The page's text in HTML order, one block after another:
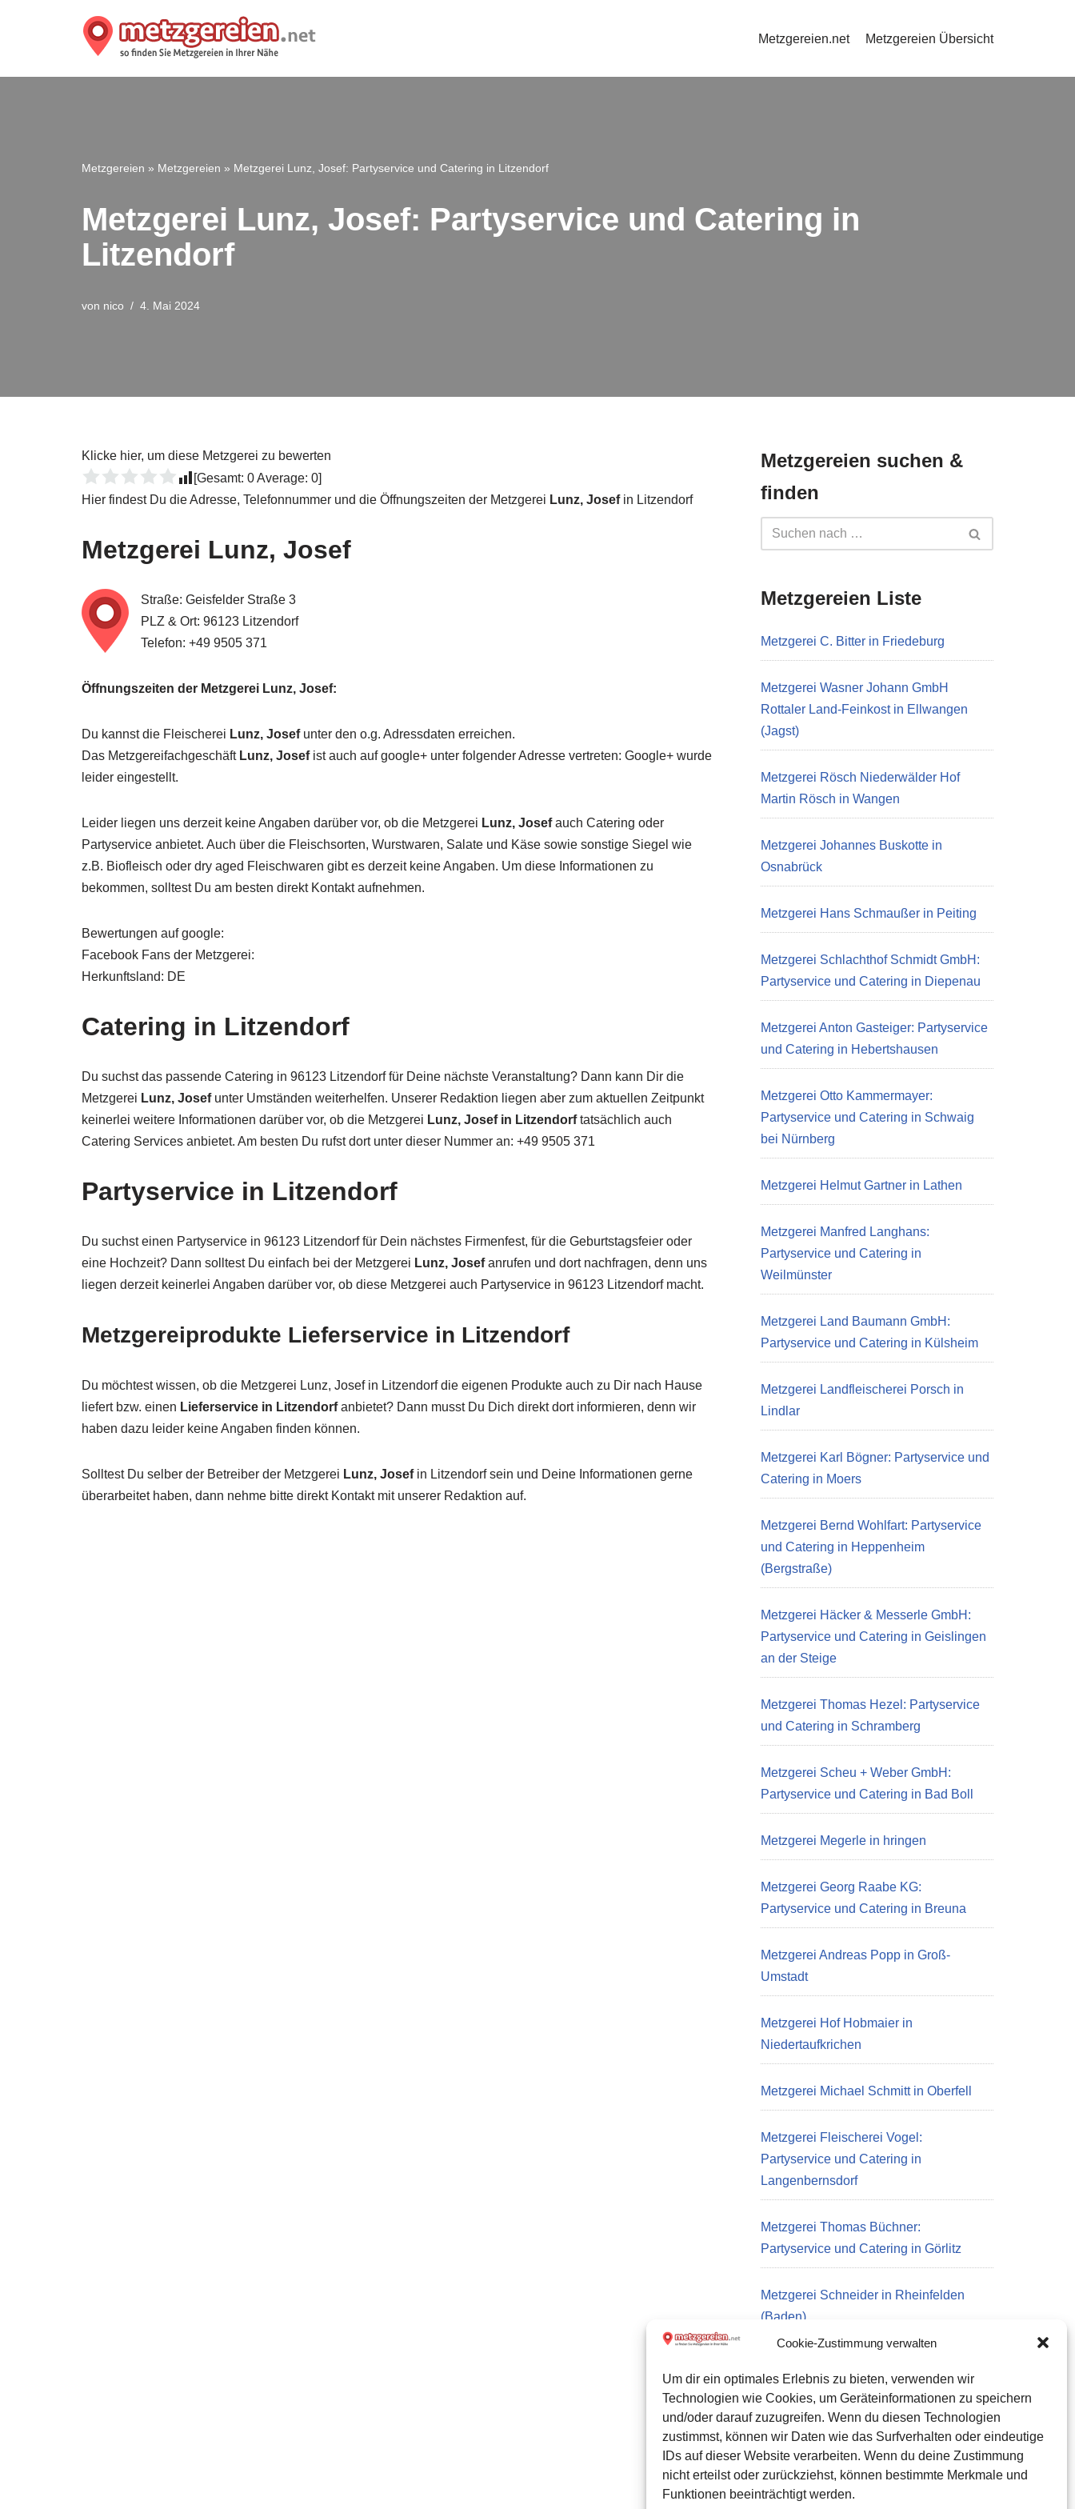
Cookie-Zustimmung verwalten
Um dir ein optimales Erlebnis zu bieten, verwenden wir
Technologien wie Cookies, um Geräteinformationen zu speichern
und/oder darauf zuzugreifen. Wenn du diesen Technologien
zustimmst, können wir Daten wie das Surfverhalten oder eindeutige
IDs auf dieser Website verarbeiten. Wenn du deine Zustimmung
nicht erteilst oder zurückziehst, können bestimmte Merkmale und
Funktionen beeinträchtigt werden.
Metzgereien.net Metzgereien Übersicht
Metzgereien » Metzgereien » Metzgerei Lunz, Josef: Partyservice und Catering in Litzendorf
Metzgerei Lunz, Josef: Partyservice und Catering in
Litzendorf
von nico 4. Mai 2024
Klicke hier, um diese Metzgerei zu bewerten
[Gesamt: 0Average: 0]
Hier findest Du die Adresse, Telefonnummer und die Öffnungszeiten der Metzgerei Lunz, Josefin Litzendorf
Metzgerei Lunz, Josef
Straße: Geisfelder Straße 3
PLZ & Ort: 96123 Litzendorf
Telefon: +49 9505 371
Öffnungszeiten der Metzgerei Lunz, Josef:
Du kannst die Fleischerei Lunz, Josefunter den o.g. Adressdaten erreichen.
Das Metzgereifachgeschäft Lunz, Josefist auch auf google+ unter folgender Adresse vertreten: Google+ wurde
leider eingestellt.
Leider liegen uns derzeit keine Angaben darüber vor, ob die Metzgerei Lunz, Josefauch Catering oder
Partyservice anbietet. Auch über die Fleischsorten, Wurstwaren, Salate und Käse sowie sonstige Siegel wie
z.B. Biofleisch oder dry aged Fleischwaren gibt es derzeit keine Angaben. Um diese Informationen zu
bekommen, solltest Du am besten direkt Kontakt aufnehmen.
Bewertungen auf google:
Facebook Fans der Metzgerei:
Herkunftsland: DE
Catering in Litzendorf
Du suchst das passende Catering in 96123 Litzendorf für Deine nächste Veranstaltung? Dann kann Dir die
Metzgerei Lunz, Josef unter Umständen weiterhelfen. Unserer Redaktion liegen aber zum aktuellen Zeitpunkt
keinerlei weitere Informationen darüber vor, ob die Metzgerei Lunz, Josef in Litzendorftatsächlich auch
Catering Services anbietet. Am besten Du rufst dort unter dieser Nummer an: +49 9505 371
Partyservice in Litzendorf
Du suchst einen Partyservice in 96123 Litzendorf für Dein nächstes Firmenfest, für die Geburtstagsfeier oder
eine Hochzeit? Dann solltest Du einfach bei der Metzgerei Lunz, Josefanrufen und dort nachfragen, denn uns
liegen derzeit keinerlei Angaben darüber vor, ob diese Metzgerei auch Partyservice in 96123 Litzendorf macht.
Metzgereiprodukte Lieferservice in Litzendorf
Du möchtest wissen, ob die Metzgerei Lunz, Josef in Litzendorf die eigenen Produkte auch zu Dir nach Hause
liefert bzw. einen Lieferservice in Litzendorfanbietet? Dann musst Du Dich direkt dort informieren, denn wir
haben dazu leider keine Angaben finden können.
Solltest Du selber der Betreiber der Metzgerei Lunz, Josefin Litzendorf sein und Deine Informationen gerne
überarbeitet haben, dann nehme bitte direkt Kontakt mit unserer Redaktion auf.
Metzgereien suchen &
finden
Metzgereien Liste
Metzgerei C. Bitter in Friedeburg
Metzgerei Wasner Johann GmbH
Rottaler Land-Feinkost in Ellwangen
(Jagst)
Metzgerei Rösch Niederwälder Hof
Martin Rösch in Wangen
Metzgerei Johannes Buskotte in
Osnabrück
Metzgerei Hans Schmaußer in Peiting
Metzgerei Schlachthof Schmidt GmbH:
Partyservice und Catering in Diepenau
Metzgerei Anton Gasteiger: Partyservice
und Catering in Hebertshausen
Metzgerei Otto Kammermayer:
Partyservice und Catering in Schwaig
bei Nürnberg
Metzgerei Helmut Gartner in Lathen
Metzgerei Manfred Langhans:
Partyservice und Catering in
Weilmünster
Metzgerei Land Baumann GmbH:
Partyservice und Catering in Külsheim
Metzgerei Landfleischerei Porsch in
Lindlar
Metzgerei Karl Bögner: Partyservice und
Catering in Moers
Metzgerei Bernd Wohlfart: Partyservice
und Catering in Heppenheim
(Bergstraße)
Metzgerei Häcker & Messerle GmbH:
Partyservice und Catering in Geislingen
an der Steige
Metzgerei Thomas Hezel: Partyservice
und Catering in Schramberg
Metzgerei Scheu + Weber GmbH:
Partyservice und Catering in Bad Boll
Metzgerei Megerle in hringen
Metzgerei Georg Raabe KG:
Partyservice und Catering in Breuna
Metzgerei Andreas Popp in Groß-
Umstadt
Metzgerei Hof Hobmaier in
Niedertaufkrichen
Metzgerei Michael Schmitt in Oberfell
Metzgerei Fleischerei Vogel:
Partyservice und Catering in
Langenbernsdorf
Metzgerei Thomas Büchner:
Partyservice und Catering in Görlitz
Metzgerei Schneider in Rheinfelden
(Baden)
Datenschutz
Kontakt zu uns
Impressum
Cookie-Richtlinie (EU)